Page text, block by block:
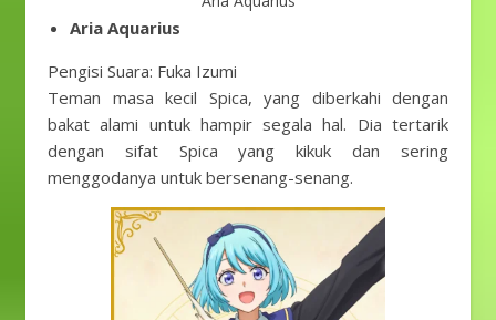
Aria Aquarius
Pengisi Suara: Fuka Izumi
Teman masa kecil Spica, yang diberkahi dengan
bakat alami untuk hampir segala hal. Dia tertarik
dengan sifat Spica yang kikuk dan sering
menggodanya untuk bersenang-senang.